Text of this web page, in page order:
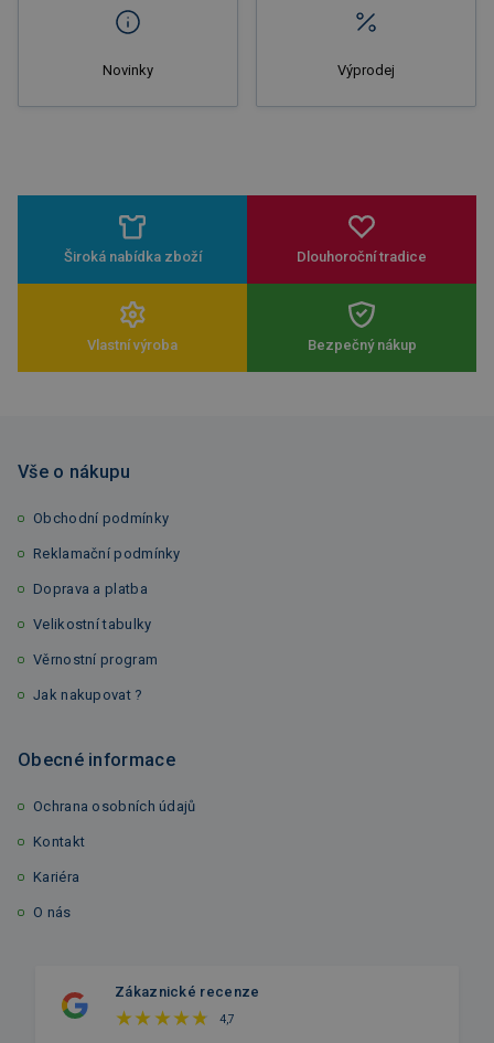
Novinky Výprodej
Široká nabídka zboží Dlouhoroční tradice
Vlastní výroba Bezpečný nákup
Vše o nákupu
Obchodní podmínky
Reklamační podmínky
Doprava a platba
Velikostní tabulky
Věrnostní program
Jak nakupovat ?
Obecné informace
Ochrana osobních údajů
Kontakt
Kariéra
O nás
Zákaznické recenze
4,7